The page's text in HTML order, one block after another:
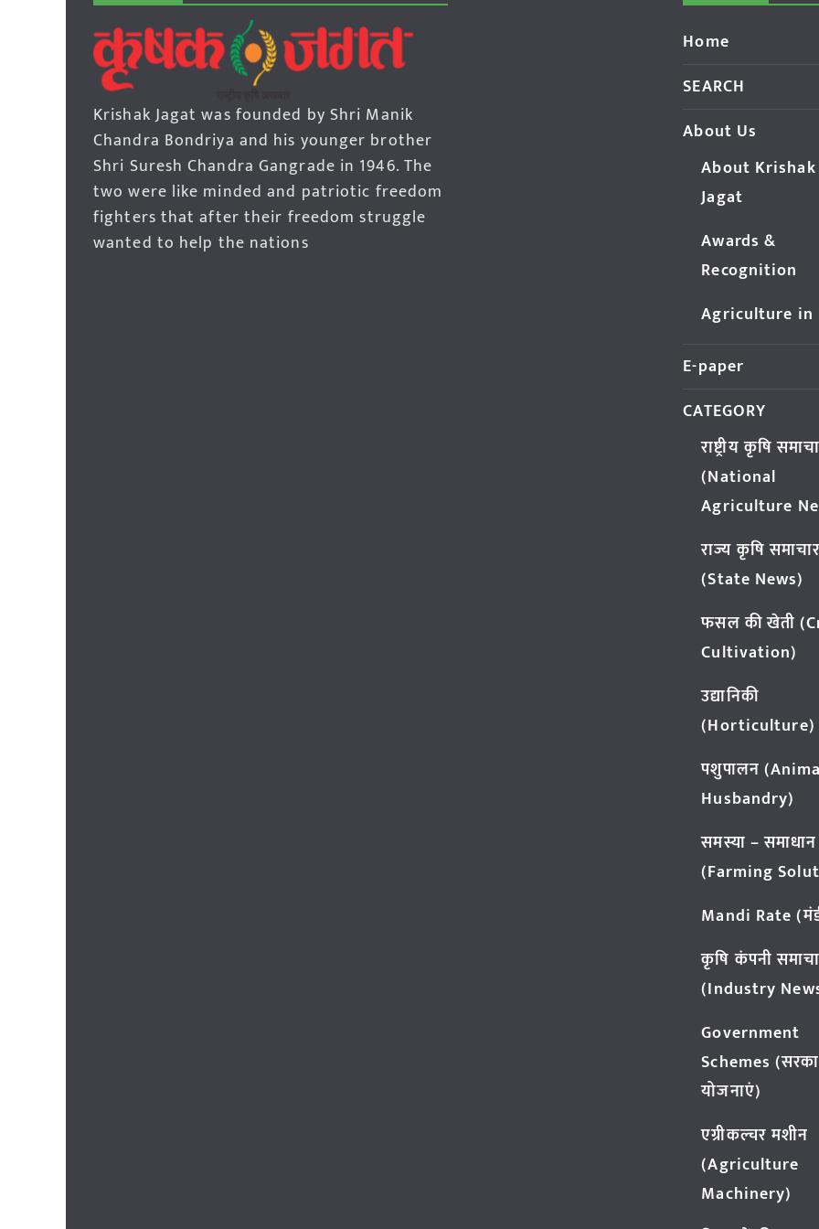
Krishak Jagat was founded by Shri Manik
Chandra Bondriya and his younger brother
Shri Suresh Chandra Gangrade in 1946. The
two were like minded and patriotic freedom
fighters that after their freedom struggle
wanted to help the nations
Home
SEARCH
About Us
About Krishak
Jagat
Awards &
Recognition
Agriculture in
E-paper
CATEGORY
राष्ट्रीय कृषि
(National
Agriculture
राज्य कृषि समाचार
(State News)
फसल की खेती
Cultivation)
उद्यानिकी
(Horticulture)
पशुपालन
Husbandry)
समस्या – समाधान
(Farming
Mandi Rate
कृषि कंपनी
(Industry
Government
Schemes
योजनाएं)
एग्रीकल्चर मशीन
(Agriculture
Machinery)